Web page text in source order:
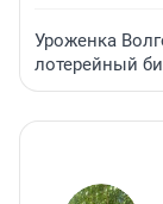
Уроженка
лотерейный